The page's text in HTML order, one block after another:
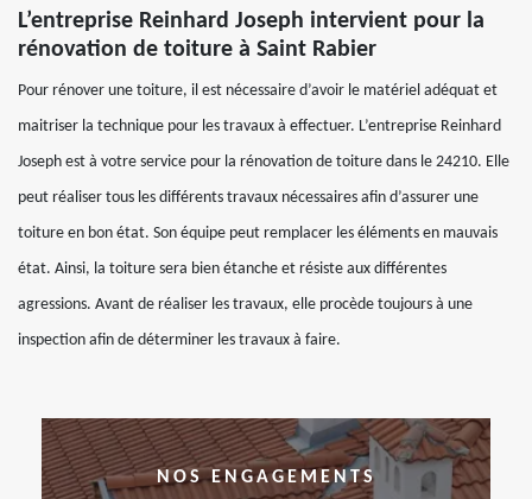
L’entreprise Reinhard Joseph intervient pour la
rénovation de toiture à Saint Rabier
Pour rénover une toiture, il est nécessaire d’avoir le matériel adéquat et
maitriser la technique pour les travaux à effectuer. L’entreprise Reinhard
Joseph est à votre service pour la rénovation de toiture dans le 24210. Elle
peut réaliser tous les différents travaux nécessaires afin d’assurer une
toiture en bon état. Son équipe peut remplacer les éléments en mauvais
état. Ainsi, la toiture sera bien étanche et résiste aux différentes
agressions. Avant de réaliser les travaux, elle procède toujours à une
inspection afin de déterminer les travaux à faire.
NOS ENGAGEMENTS